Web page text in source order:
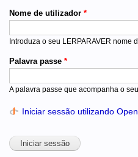
Nome de utilizador *
Introduza o seu LERPARAVER nome
Palavra passe *
A palavra passe que acompanha o
Iniciar sessão utilizando